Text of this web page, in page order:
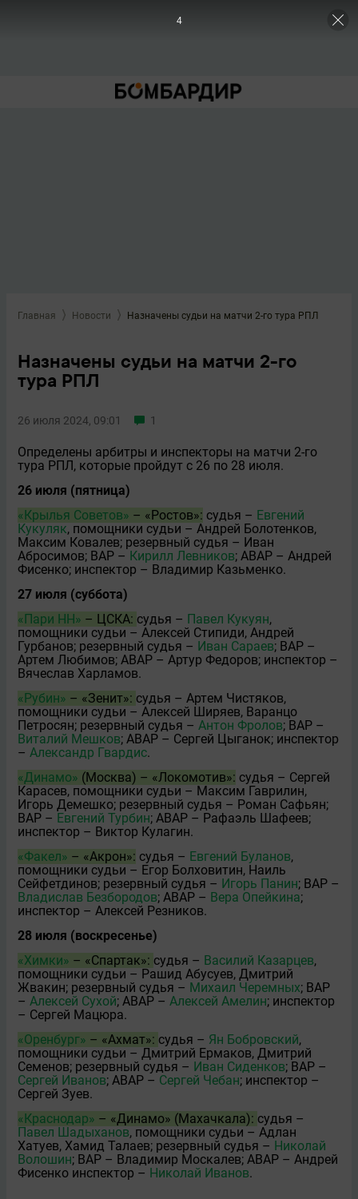
Главная Новости Назначены судьи на матчи 2-го тура РПЛ
Назначены судьи на матчи 2-го
тура РПЛ
26 июля 2024, 09:01 1
Определены арбитры и инспекторы на матчи 2-го
тура РПЛ, которые пройдут с 26 по 28 июля.
26 июля (пятница)
«Крылья Советов» – «Ростов»: судья – Евгений
Кукуляк, помощники судьи – Андрей Болотенков,
Максим Ковалев; резервный судья – Иван
Абросимов; ВАР – Кирилл Левников; АВАР – Андрей
Фисенко; инспектор – Владимир Казьменко.
27 июля (суббота)
«Пари НН» – ЦСКА: судья – Павел Кукуян,
помощники судьи – Алексей Стипиди, Андрей
Гурбанов; резервный судья – Иван Сараев; ВАР –
Артeм Любимов; АВАР – Артур Фeдоров; инспектор –
Вячеслав Харламов.
«Рубин» – «Зенит»: судья – Артeм Чистяков,
помощники судьи – Алексей Ширяев, Варанцо
Петросян; резервный судья – Антон Фролов; ВАР –
Виталий Мешков; АВАР – Сергей Цыганок; инспектор
– Александр Гвардис.
«Динамо» (Москва) – «Локомотив»: судья – Сергей
Карасeв, помощники судьи – Максим Гаврилин,
Игорь Демешко; резервный судья – Роман Сафьян;
ВАР – Евгений Турбин; АВАР – Рафаэль Шафеев;
инспектор – Виктор Кулагин.
«Факел» – «Акрон»: судья – Евгений Буланов,
помощники судьи – Егор Болховитин, Наиль
Сейфетдинов; резервный судья – Игорь Панин; ВАР –
Владислав Безбородов; АВАР – Вера Опейкина;
инспектор – Алексей Резников.
28 июля (воскресенье)
«Химки» – «Спартак»: судья – Василий Казарцев,
помощники судьи – Рашид Абусуев, Дмитрий
Жвакин; резервный судья – Михаил Черемных; ВАР
– Алексей Сухой; АВАР – Алексей Амелин; инспектор
– Сергей Мацюра.
«Оренбург» – «Ахмат»: судья – Ян Бобровский,
помощники судьи – Дмитрий Ермаков, Дмитрий
Семeнов; резервный судья – Иван Сиденков; ВАР –
Сергей Иванов; АВАР – Сергей Чебан; инспектор –
Сергей Зуев.
«Краснодар» – «Динамо» (Махачкала): судья –
Павел Шадыханов, помощники судьи – Адлан
Хатуев, Хамид Талаев; резервный судья – Николай
Волошин; ВАР – Владимир Москалeв; АВАР – Андрей
Фисенко инспектор – Николай Иванов.
3